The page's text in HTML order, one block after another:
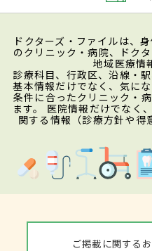
ドクターズ・ファイルは、
のクリニック・病院、ドク
地域医療情
診療科目、行政区、沿線・
基本情報だけでなく、気に
条件に合ったクリニック・
ます。 医院情報だけでなく
関する情報（診療方針や得
ご掲載に関する